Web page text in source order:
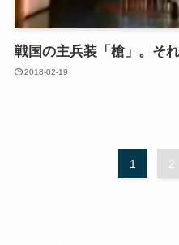
戦国の主兵装「槍」。そ
2018-02-19
1 2